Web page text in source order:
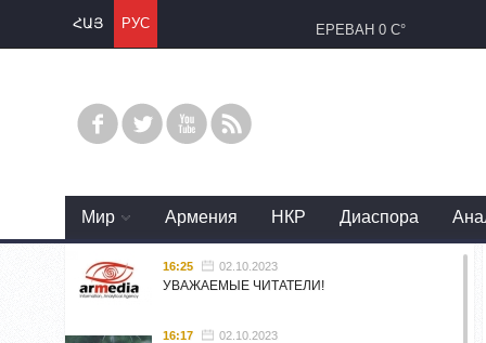
ՀԱՅ РУС ЕРЕВАН 0 C°
Mир Армения НКР Диаспора
16:25 02.10.2023
УВАЖАЕМЫЕ ЧИТАТЕЛИ!
16:17 02.10.2023